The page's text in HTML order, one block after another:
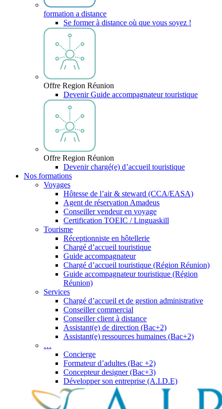
formation a distance
Se former à distance où que vous soyez !
Offre Region Réunion
Devenir Guide accompagnateur touristique
Offre Region Réunion
Devenir chargé(e) d’accueil touristique
Nos formations
Voyages
Hôtesse de l’air & steward (CCA/EASA)
Agent de réservation Amadeus
Conseiller vendeur en voyage
Certification TOEIC / Linguaskill
Tourisme
Réceptionniste en hôtellerie
Chargé d’accueil touristique
Guide accompagnateur
Chargé d’accueil touristique (Région Réunion)
Guide accompagnateur touristique (Région
Réunion)
Services
Chargé d’accueil et de gestion administrative
Conseiller commercial
Conseiller client à distance
Assistant(e) de direction (Bac+2)
Assistant(e) ressources humaines (Bac+2)
…
Concierge
Formateur d’adultes (Bac +2)
Concepteur designer (Bac+3)
Développer son entreprise (A.I.D.E)